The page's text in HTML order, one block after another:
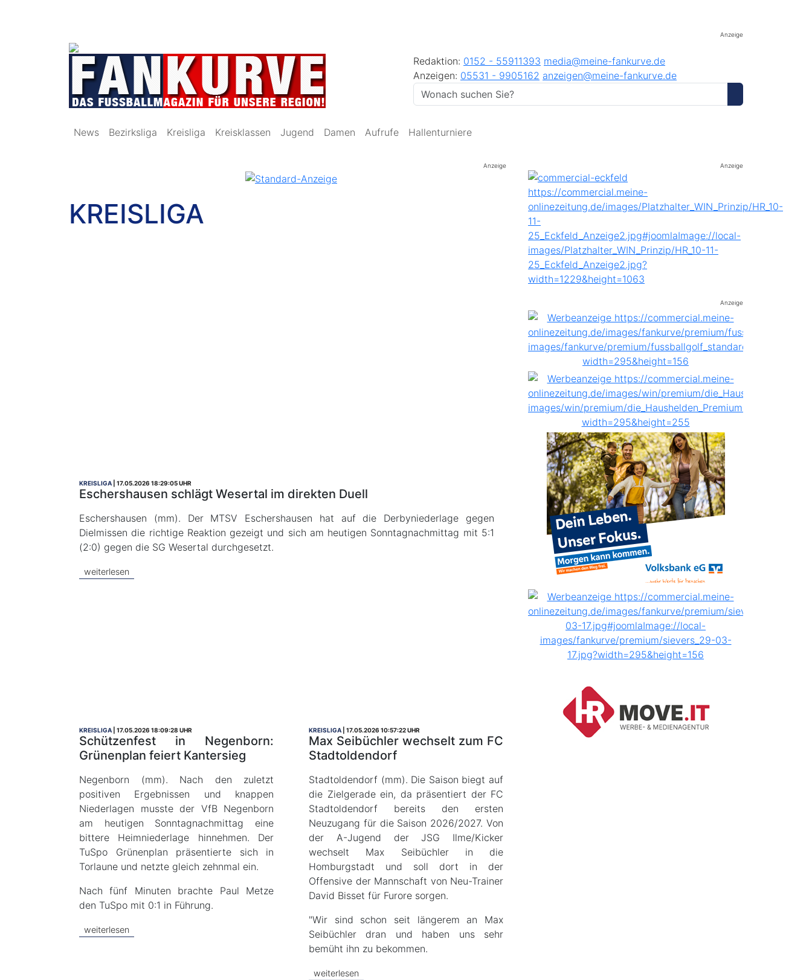
Anzeige
Redaktion: 0152 - 55911393 media@meine-fankurve.de
Anzeigen: 05531 - 9905162 anzeigen@meine-fankurve.de
News Bezirksliga Kreisliga Kreisklassen Jugend Damen Aufrufe Hallenturniere
Anzeige
KREISLIGA
KREISLIGA 17.05.2026 18:29:05 UHR
Eschershausen schlägt Wesertal im direkten Duell
Eschershausen (mm). Der MTSV Eschershausen hat auf die Derbyniederlage gegen
Dielmissen die richtige Reaktion gezeigt und sich am heutigen Sonntagnachmittag mit 5:1
(2:0) gegen die SG Wesertal durchgesetzt.
weiterlesen
KREISLIGA 17.05.2026 18:09:28 UHR
Schützenfest in Negenborn:
Grünenplan feiert Kantersieg
Negenborn (mm). Nach den zuletzt
positiven Ergebnissen und knappen
Niederlagen musste der VfB Negenborn
am heutigen Sonntagnachmittag eine
bittere Heimniederlage hinnehmen. Der
TuSpo Grünenplan präsentierte sich in
Torlaune und netzte gleich zehnmal ein.
Nach fünf Minuten brachte Paul Metze
den TuSpo mit 0:1 in Führung.
weiterlesen
KREISLIGA 17.05.2026 10:57:22 UHR
Max Seibüchler wechselt zum FC
Stadtoldendorf
Stadtoldendorf (mm). Die Saison biegt auf
die Zielgerade ein, da präsentiert der FC
Stadtoldendorf bereits den ersten
Neuzugang für die Saison 2026/2027. Von
der A-Jugend der JSG Ilme/Kicker
wechselt Max Seibüchler in die
Homburgstadt und soll dort in der
Offensive der Mannschaft von Neu-Trainer
David Bisset für Furore sorgen.
"Wir sind schon seit längerem an Max
Seibüchler dran und haben uns sehr
bemüht ihn zu bekommen.
weiterlesen
Anzeige
Anzeige